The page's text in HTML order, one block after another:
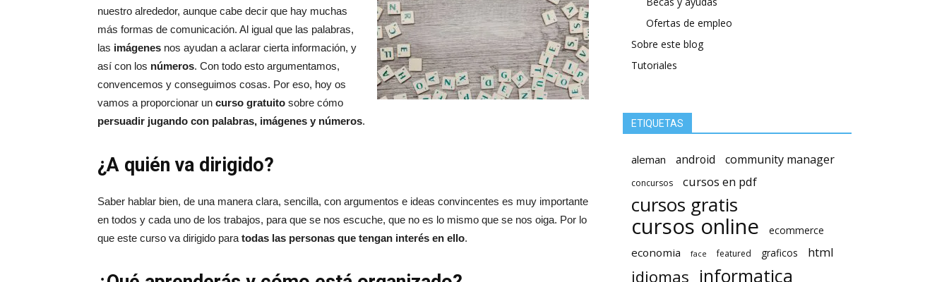
nuestro alrededor, aunque cabe decir que hay muchas
más formas de comunicación. Al igual que las palabras,
las imágenes nos ayudan a aclarar cierta información, y
así con los números. Con todo esto argumentamos,
convencemos y conseguimos cosas. Por eso, hoy os
vamos a proporcionar un curso gratuito sobre cómo
persuadir jugando con palabras, imágenes y números.
¿A quién va dirigido?
Saber hablar bien, de una manera clara, sencilla, con argumentos e ideas convincentes es muy importante
en todos y cada uno de los trabajos, para que se nos escuche, que no es lo mismo que se nos oiga. Por lo
que este curso va dirigido para todas las personas que tengan interés en ello.
Ofertas de empleo
Sobre este blog
Tutoriales
ETIQUETAS
aleman android community manager
concursos cursos en pdf
cursos gratis
cursos online ecommerce
economia face featured graficos html
idiomas informatica